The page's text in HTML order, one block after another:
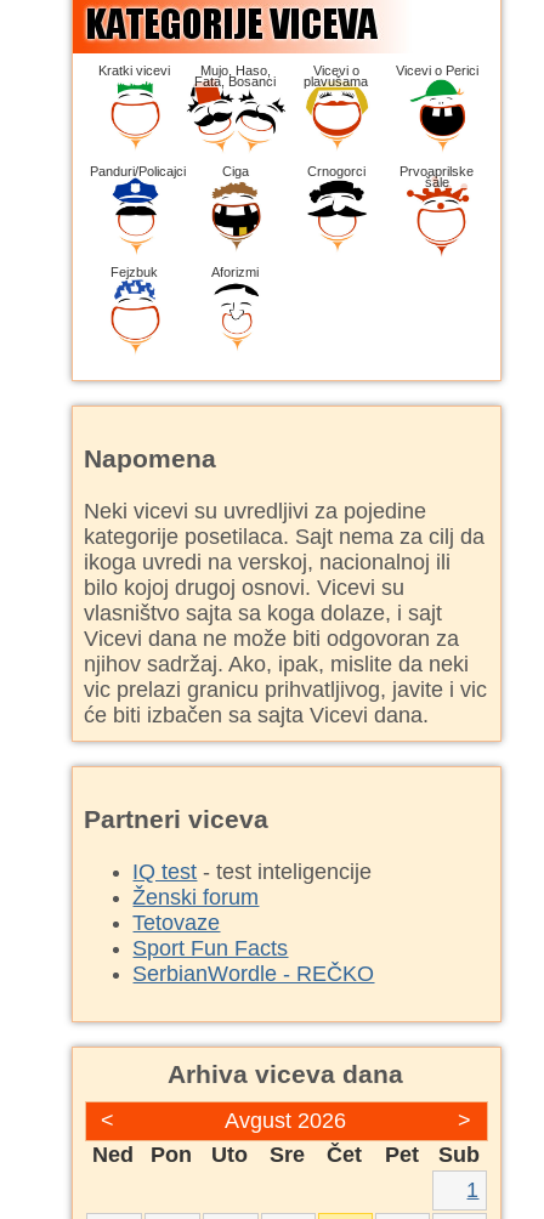
Kratki vicevi Mujo, Haso,
Fata, Bosanci
Vicevi o
plavušama
Vicevi o Perici
Panduri/Policajci Ciga Crnogorci Prvoaprilske
šale
Fejzbuk Aforizmi
Napomena
Neki vicevi su uvredljivi za pojedine
kategorije posetilaca. Sajt nema za cilj da
ikoga uvredi na verskoj, nacionalnoj ili
bilo kojoj drugoj osnovi. Vicevi su
vlasništvo sajta sa koga dolaze, i sajt
Vicevi dana ne može biti odgovoran za
njihov sadržaj. Ako, ipak, mislite da neki
vic prelazi granicu prihvatljivog, javite i vic
će biti izbačen sa sajta Vicevi dana.
Partneri viceva
IQ test - test inteligencije
Ženski forum
Tetovaze
Sport Fun Facts
SerbianWordle - REČKO
Arhiva viceva dana
< >
Avgust 2026
Ned
Pon Uto Sre Čet Pet
Sub
1